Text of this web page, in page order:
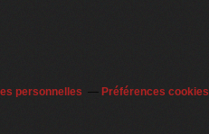
personnelles Préférences cookies